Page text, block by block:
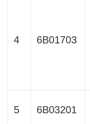
4 6В01703
5 6В03201